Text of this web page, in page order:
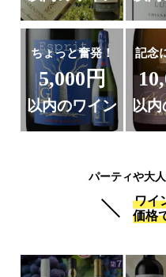
ちょっと奮発！
5,000円
以内のワイン
記念
以
パーティや大
ワイ
価格